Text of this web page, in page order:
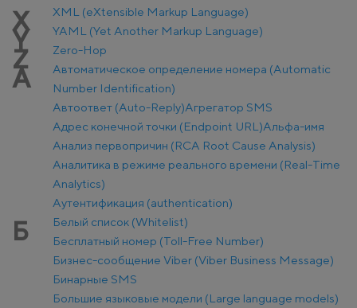
X XML (eXtensible Markup Language)
Y YAML (Yet Another Markup Language)
Z Zero-Hop
А
Автоматическое определение номера (Automatic
Number Identification)
Автоответ (Auto-Reply)Агрегатор SMS
Адрес конечной точки (Endpoint URL)Альфа-имя
Анализ первопричин (RCA Root Cause Analysis)
Аналитика в режиме реального времени (Real-Time
Analytics)
Аутентификация (authentication)
Б
Белый список (Whitelist)
Бесплатный номер (Toll-Free Number)
Бизнес-сообщение Viber (Viber Business Message)
Бинарные SMS
Большие языковые модели (Large language models)